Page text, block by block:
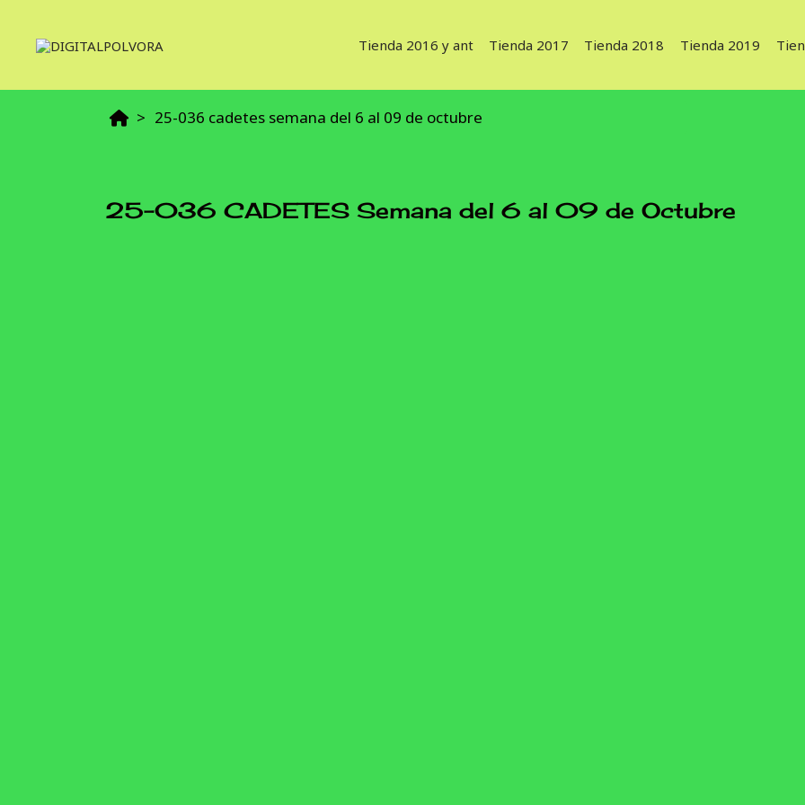
Tienda 2016 y ant Tienda 2017 Tienda 2018 Tienda 2019
25-036 cadetes semana del 6 al 09 de octubre
25-036 CADETES Semana del 6 al 09 de Octubre